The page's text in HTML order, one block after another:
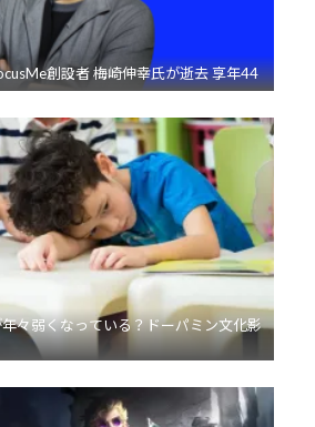
創設者 梅崎伸幸氏が逝去 享年44
々弱くなっている？ドーパミン文化影